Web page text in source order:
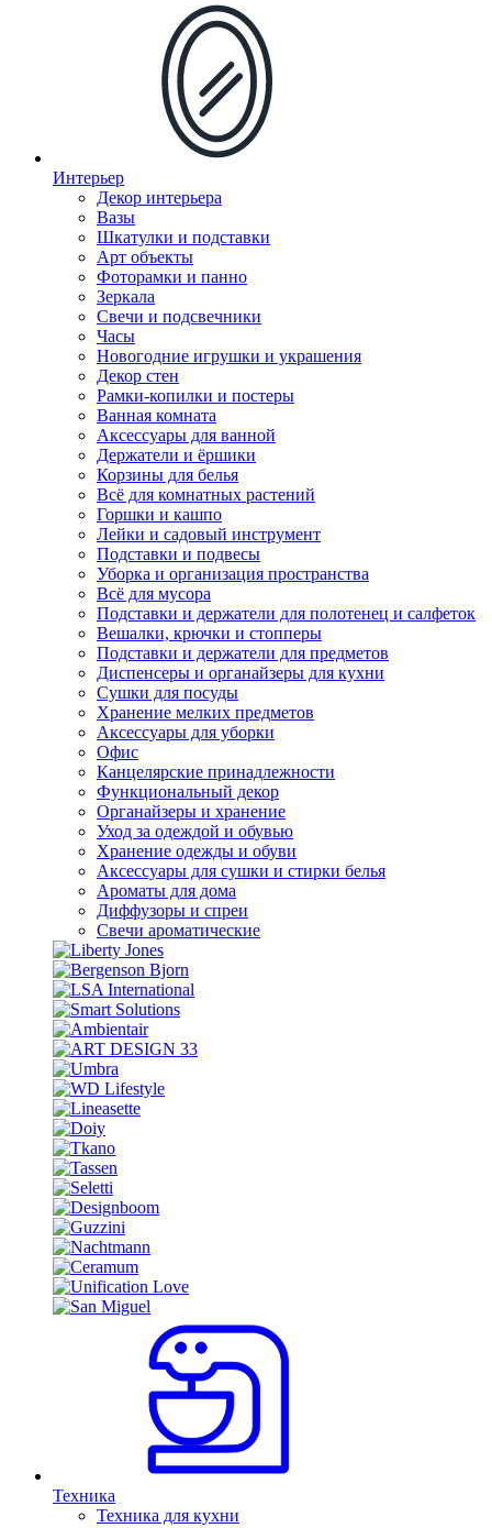
Интерьер
Декор интерьера
Вазы
Шкатулки и подставки
Арт объекты
Фоторамки и панно
Зеркала
Свечи и подсвечники
Часы
Новогодние игрушки и украшения
Декор стен
Рамки-копилки и постеры
Ванная комната
Аксессуары для ванной
Держатели и ёршики
Корзины для белья
Всё для комнатных растений
Горшки и кашпо
Лейки и садовый инструмент
Подставки и подвесы
Уборка и организация пространства
Всё для мусора
Подставки и держатели для полотенец и салфеток
Вешалки, крючки и стопперы
Подставки и держатели для предметов
Диспенсеры и органайзеры для кухни
Сушки для посуды
Хранение мелких предметов
Аксессуары для уборки
Офис
Канцелярские принадлежности
Функциональный декор
Органайзеры и хранение
Уход за одеждой и обувью
Хранение одежды и обуви
Аксессуары для сушки и стирки белья
Ароматы для дома
Диффузоры и спреи
Свечи ароматические
Техника
Техника для кухни